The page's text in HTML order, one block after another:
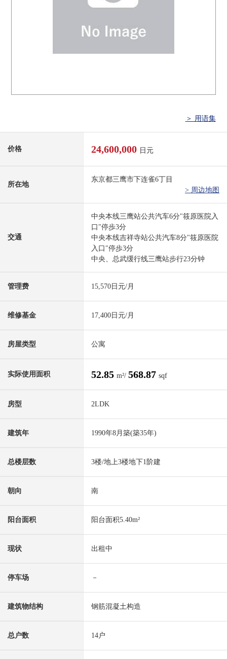
＞ 用语集
价格 24,600,000 日元
所在地
东京都三鹰市下连雀6丁目
> 周边地图
交通
中央本线三鹰站公共汽车6分"筱原医院入
口"停歩3分
中央本线吉祥寺站公共汽车8分"筱原医院
入口"停歩3分
中央、总武缓行线三鹰站步行23分钟
管理费 15,570日元/月
维修基金 17,400日元/月
房屋类型 公寓
实际使用面积 52.85 m²/ 568.87 sqf
房型 2LDK
建筑年 1990年8月築(築35年)
总楼层数 3楼/地上3楼地下1阶建
朝向 南
阳台面积 阳台面积5.40m²
现状 出租中
停车场 －
建筑物结构 钢筋混凝土构造
总户数 14户